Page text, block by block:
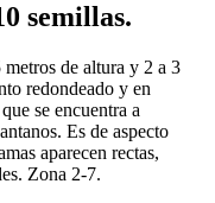
semillas.
de altura y 2 a 3
redondeado y en
se encuentra a
Es de aspecto
aparecen rectas,
Zona 2-7.